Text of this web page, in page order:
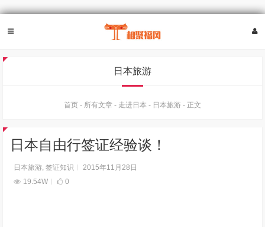
日本旅游
首页 - 所有文章 - 走进日本 - 日本旅游 - 正文
日本自由行签证经验谈！
日本旅游,签证知识
2015年11月28日
19.54W
0